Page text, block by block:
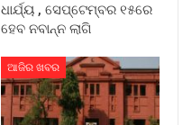
ଧାର୍ଯ୍ୟ , ସେପ୍ଟେମ୍ବର ୧୫ରେ
ହେବ ନବାନ୍ନ ଲାଗି
ଆଜିର ଖବର